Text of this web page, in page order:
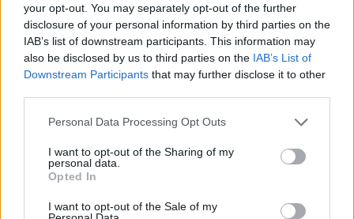
your opt-out. You may separately opt-out of the further
disclosure of your personal information by third parties on the
IAB’s list of downstream participants. This information may
also be disclosed by us to third parties on the IAB’s List of
Downstream Participants that may further disclose it to other
Personal Data Processing Opt Outs
I want to opt-out of the Sharing of my
personal data.
Opted In
I want to opt-out of the Sale of my
Péter közleményében azt írta:...
KEDVES OLVASÓNK!
regisztrációhoz kötött.
Az előfizetés a következőket tartalmazza:
Portfolio.hu teljes cikkarchívum